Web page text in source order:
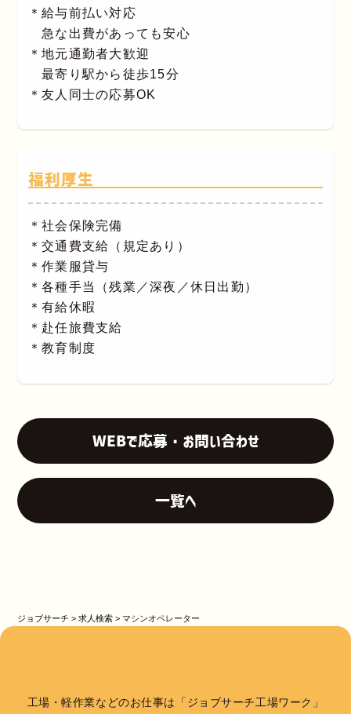
＊給与前払い対応
急な出費があっても安心
＊地元通勤者大歓迎
最寄り駅から徒歩15分
＊友人同士の応募OK
福利厚生
＊社会保険完備
＊交通費支給（規定あり）
＊作業服貸与
＊各種手当（残業／深夜／休日出勤）
＊有給休暇
＊赴任旅費支給
＊教育制度
WEBで応募・お問い合わせ
一覧へ
ジョブサーチ >求人検索 >マシンオペレーター
工場・軽作業などのお仕事は「ジョブサーチ工場ワーク」